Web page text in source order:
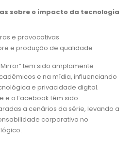
sobre o impacto da tecnologia
e provocativas
e produção de qualidade
tem sido amplamente
e na mídia, influenciando
e privacidade digital.
e o Facebook têm sido
a cenários da série, levando a
corporativa no